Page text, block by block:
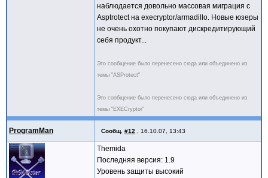
наблюдается довольно массовая миграция с
Asptrotect на execryptor/armadillo. Новые юзеры
не очень охотно покупают дискредитирующий
себя продукт...
Это сообщение было перенесено сюда или объединено из
темы "ASProtect"
Это сообщение было перенесено сюда или объединено из
темы "EXECryptor"
ProgramMan Сообщ. #12 , 16.10.07, 13:43
Themida
Последняя версия: 1.9
Уровень защиты высокий